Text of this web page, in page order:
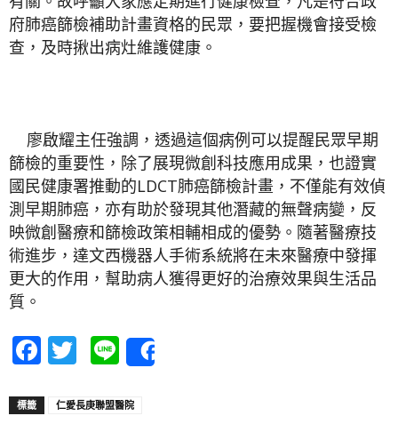
府肺癌篩檢補助計畫資格的民眾，要把握機會接受檢
查，及時揪出病灶維護健康。
廖啟耀主任強調，透過這個病例可以提醒民眾早期
篩檢的重要性，除了展現微創科技應用成果，也證實
國民健康署推動的LDCT肺癌篩檢計畫，不僅能有效偵
測早期肺癌，亦有助於發現其他潛藏的無聲病變，反
映微創醫療和篩檢政策相輔相成的優勢。隨著醫療技
術進步，達文西機器人手術系統將在未來醫療中發揮
更大的作用，幫助病人獲得更好的治療效果與生活品
質。
Facebook
Twitter
Line
標籤 仁愛長庚聯盟醫院